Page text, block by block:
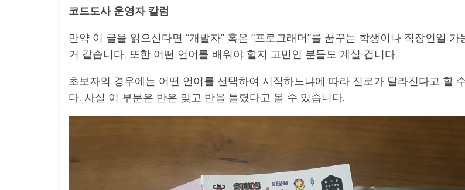
코드도사 운영자 칼럼
만약 이 글을 읽으신다면 “개발자” 혹은 “프로그래머”를 꿈꾸는 학생이나 직장인일 가
거 같습니다. 또한 어떤 언어를 배워야 할지 고민인 분들도 계실 겁니다.
초보자의 경우에는 어떤 언어를 선택하여 시작하느냐에 따라 진로가 달라진다고 할
다. 사실 이 부분은 반은 맞고 반을 틀렸다고 볼 수 있습니다.